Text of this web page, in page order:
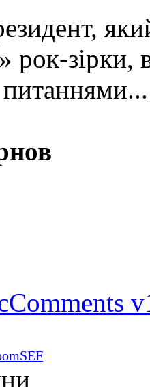
рок-зірки,